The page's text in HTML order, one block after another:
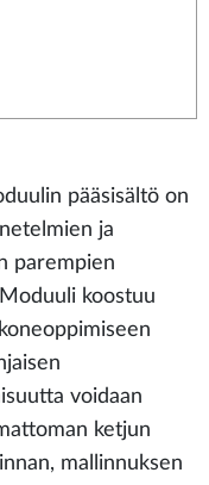
pääsisältö on
ja
parempien
koostuu
voidaan
ketjun
mallinnuksen